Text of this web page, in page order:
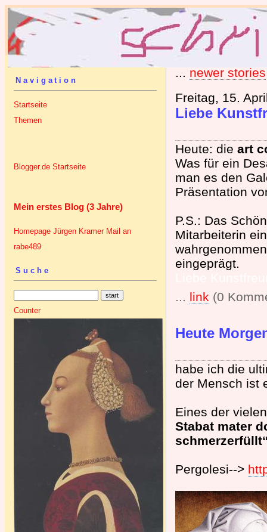
Navigation
Startseite
Themen
Blogger.de Startseite
Mein erstes Blog (3 Jahre)
Homepage Jürgen Kramer Mail an
rabe489
Suche
Counter
... newer stories
Freitag, 15.
Liebe
Heute: die art
Was für ein
man es den
Präsentation
P.S.: Das
Mitarbeiterin
eingeprägt.
... link (0
Heute
habe ich die
der Mensch ist
Eines der
Stabat mater
Pergolesi-->